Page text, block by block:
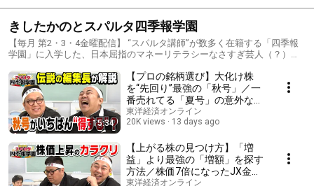
きしたかのとスパルタ四季報学園
【毎月 第2・3・4金曜配信】 “スパルタ講師”が数多く在籍する「四季報
学園」に入学した、日本屈指のマネーリテラシーなさすぎ芸人（？）の
社四季報』を使いながら、投資について一から学びます。 「投資に興
味がある！だけど何に投資していいかわからない！」そんな人たちに向
けた“投資教育バラエティ番組”です。
15:34
【プロの銘柄選び】大化け株
を“先回り”最強の「秋号」／一
番売れてる「夏号」の意外な弱
点／異質の「春号」活用方法／
「企業の継続性リスク」に注意
学園】
東洋経済オンライン
20K views
13 days ago
【上がる株の見つけ方】「増
益」より最強の「増額」を探す
方法／株価7倍になったJX金属
の秘密／「進捗率」から上方修
東洋経済オンライン